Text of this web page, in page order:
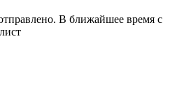
В ближайшее время с